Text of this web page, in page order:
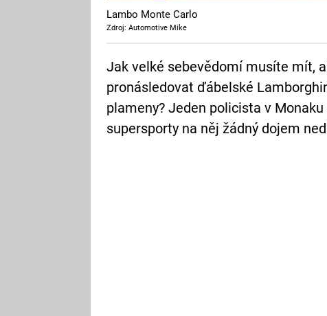
Lambo Monte Carlo
Zdroj: Automotive Mike
Jak velké sebevědomí musíte mít,
pronásledovat ďábelské
plameny? Jeden policista v
supersporty na něj žádný dojem